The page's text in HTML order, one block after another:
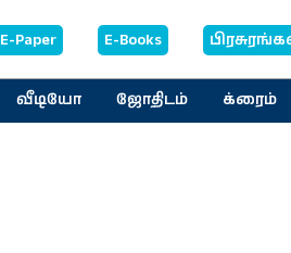
E-Paper E-Books
வீடியோ ஜோதிடம் க்ரைம்